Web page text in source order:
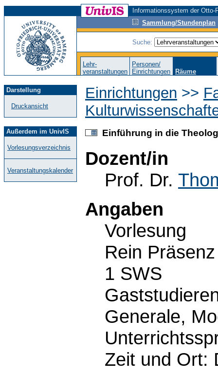
Informationssystem der
Sammlung/Stundenplan
Suche:
Lehr-
veranstaltungen
Personen/
Einrichtungen
Räume
Darstellung
Druckansicht
Außerdem im UnivIS
Vorlesungsverzeichnis
Veranstaltungskalender
Einrichtungen >>
Einführung in die
Dozent/in
Prof. Dr.
Angaben
Vorlesung
Rein Präsenz
1 SWS
Generale,
Zeit und Ort: